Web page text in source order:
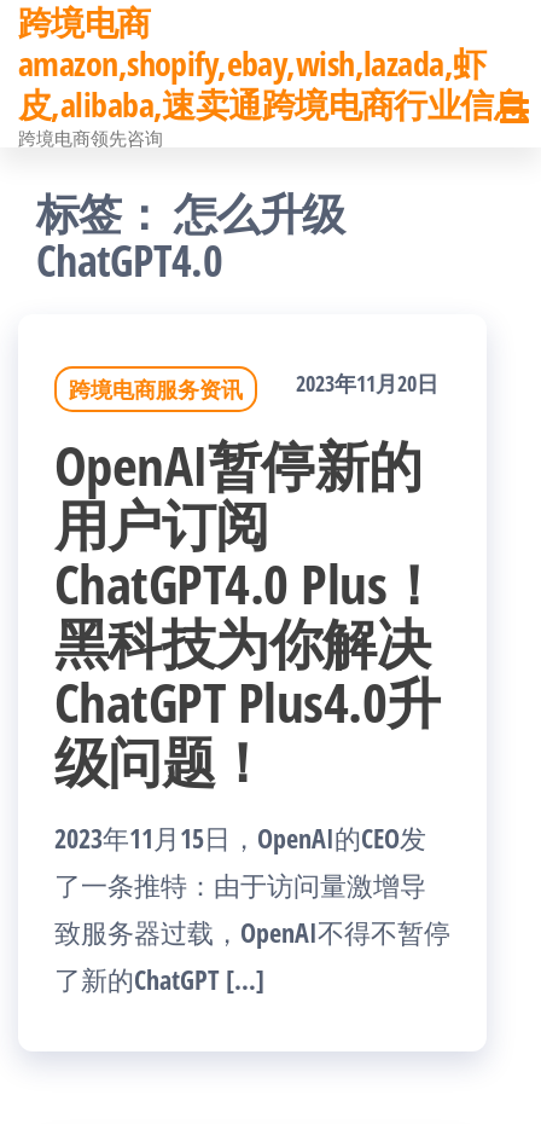
前
往
内
跨境电商
amazon,shopify,ebay,wish,lazada,虾
皮,alibaba,速卖通跨境电商行业信息
跨境电商领先咨询
标签：怎么升级
ChatGPT4.0
跨境电商服务资讯 2023年11月20日
OpenAI暂停新的
用户订阅
ChatGPT4.0 Plus！
黑科技为你解决
ChatGPT Plus4.0升
级问题！
2023年11月15日，OpenAI的CEO发
了一条推特：由于访问量激增导
致服务器过载，OpenAI不得不暂停
了新的ChatGPT […]